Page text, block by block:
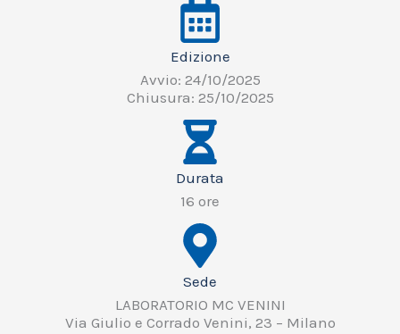
Edizione
Avvio: 24/10/2025
Chiusura: 25/10/2025
Durata
16 ore
Sede
LABORATORIO MC VENINI
Via Giulio e Corrado Venini, 23 – Milano